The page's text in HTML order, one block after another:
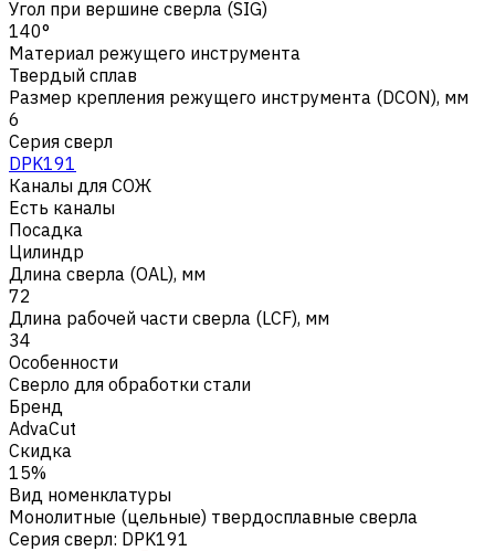
Угол при вершине сверла (SIG)
140°
Материал режущего инструмента
Твердый сплав
Размер крепления режущего инструмента (DCON), мм
6
Серия сверл
DPK191
Каналы для СОЖ
Есть каналы
Посадка
Цилиндр
Длина сверла (OAL), мм
72
Длина рабочей части сверла (LCF), мм
34
Особенности
Сверло для обработки стали
Бренд
AdvaCut
Скидка
15%
Вид номенклатуры
Монолитные (цельные) твердосплавные сверла
Серия сверл: DPK191